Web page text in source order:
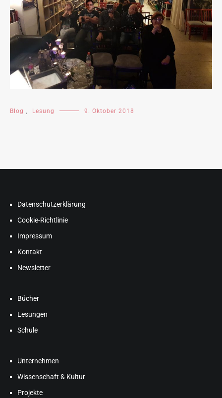
Blog Lesung 9. Oktober 2018
Datenschutzerklärung
Cookie-Richtlinie
Impressum
Kontakt
Newsletter
Bücher
Lesungen
Schule
Unternehmen
Wissenschaft & Kultur
Projekte